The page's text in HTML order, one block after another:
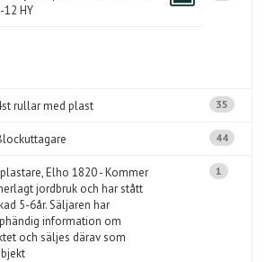
HY
rullar med plast 35
44
Elho 1820 - Kommer
jordbruk och har stått
5-6år. Säljaren har
information om
och säljes därav som
1